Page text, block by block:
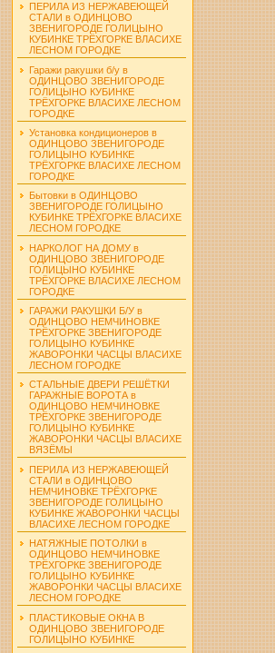
ПЕРИЛА ИЗ НЕРЖАВЕЮЩЕЙ
СТАЛИ в ОДИНЦОВО
ЗВЕНИГОРОДЕ ГОЛИЦЫНО
КУБИНКЕ ТРЁХГОРКЕ ВЛАСИХЕ
ЛЕСНОМ ГОРОДКЕ
Гаражи ракушки б/у в
ОДИНЦОВО ЗВЕНИГОРОДЕ
ГОЛИЦЫНО КУБИНКЕ
ТРЁХГОРКЕ ВЛАСИХЕ ЛЕСНОМ
ГОРОДКЕ
Установка кондиционеров в
ОДИНЦОВО ЗВЕНИГОРОДЕ
ГОЛИЦЫНО КУБИНКЕ
ТРЁХГОРКЕ ВЛАСИХЕ ЛЕСНОМ
ГОРОДКЕ
Бытовки в ОДИНЦОВО
ЗВЕНИГОРОДЕ ГОЛИЦЫНО
КУБИНКЕ ТРЁХГОРКЕ ВЛАСИХЕ
ЛЕСНОМ ГОРОДКЕ
НАРКОЛОГ НА ДОМУ в
ОДИНЦОВО ЗВЕНИГОРОДЕ
ГОЛИЦЫНО КУБИНКЕ
ТРЁХГОРКЕ ВЛАСИХЕ ЛЕСНОМ
ГОРОДКЕ
ГАРАЖИ РАКУШКИ Б/У в
ОДИНЦОВО НЕМЧИНОВКЕ
ТРЁХГОРКЕ ЗВЕНИГОРОДЕ
ГОЛИЦЫНО КУБИНКЕ
ЖАВОРОНКИ ЧАСЦЫ ВЛАСИХЕ
ЛЕСНОМ ГОРОДКЕ
СТАЛЬНЫЕ ДВЕРИ РЕШЁТКИ
ГАРАЖНЫЕ ВОРОТА в
ОДИНЦОВО НЕМЧИНОВКЕ
ТРЁХГОРКЕ ЗВЕНИГОРОДЕ
ГОЛИЦЫНО КУБИНКЕ
ЖАВОРОНКИ ЧАСЦЫ ВЛАСИХЕ
ВЯЗЁМЫ
ПЕРИЛА ИЗ НЕРЖАВЕЮЩЕЙ
СТАЛИ в ОДИНЦОВО
НЕМЧИНОВКЕ ТРЁХГОРКЕ
ЗВЕНИГОРОДЕ ГОЛИЦЫНО
КУБИНКЕ ЖАВОРОНКИ ЧАСЦЫ
ВЛАСИХЕ ЛЕСНОМ ГОРОДКЕ
НАТЯЖНЫЕ ПОТОЛКИ в
ОДИНЦОВО НЕМЧИНОВКЕ
ТРЁХГОРКЕ ЗВЕНИГОРОДЕ
ГОЛИЦЫНО КУБИНКЕ
ЖАВОРОНКИ ЧАСЦЫ ВЛАСИХЕ
ЛЕСНОМ ГОРОДКЕ
ПЛАСТИКОВЫЕ ОКНА В
ОДИНЦОВО ЗВЕНИГОРОДЕ
ГОЛИЦЫНО КУБИНКЕ